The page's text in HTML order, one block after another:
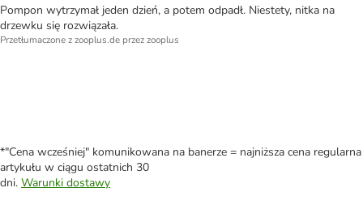
Pompon wytrzymał jeden dzień, a potem odpadł. Niestety, nitka na
drzewku się rozwiązała.
Przetłumaczone z zooplus.de przez zooplus
*"Cena wcześniej" komunikowana na banerze = najniższa cena regularna
artykułu w ciągu ostatnich 30
dni. Warunki dostawy